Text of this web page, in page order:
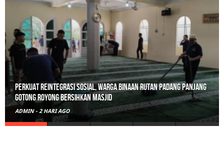
Perkuat Reintegrasi Sosial, Warga Binaan Rutan Padang Panjang
Gotong Royong Bersihkan Masjid
ADMIN - 2 HARI AGO